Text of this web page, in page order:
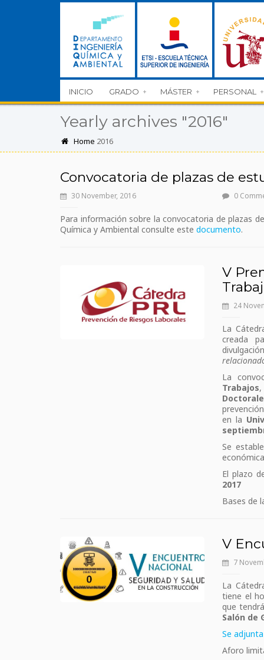
INICIO GRADO MÁSTER PERSONAL
Yearly archives "2016"
Home 2016
Convocatoria de plazas de
30 November, 2016 0
Para información sobre la convocatoria de plazas
Química y Ambiental consulte este documento.
V
24
La
creada
La
Trabajos
en la
Se
El plazo
2017
Bases de
V
7
La
tiene el
que
Salón de
Se
Aforo